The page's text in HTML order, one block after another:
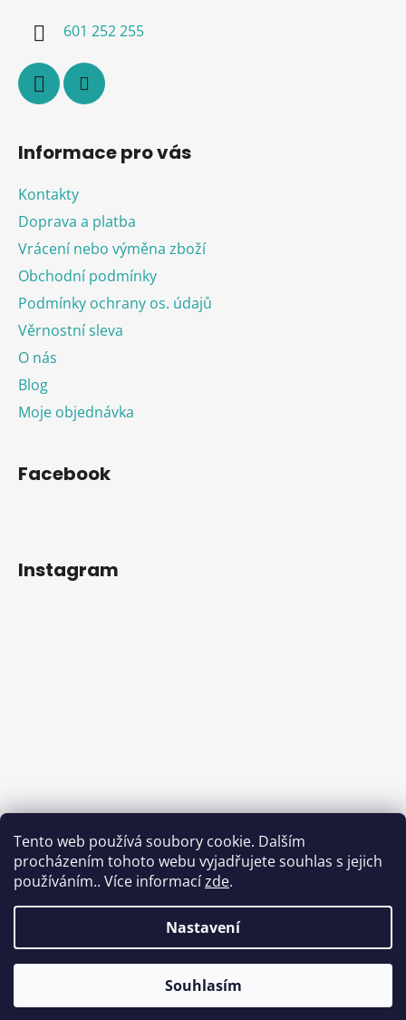
Tento web používá soubory cookie. Dalším
procházením tohoto webu vyjadřujete souhlas s jejich
používáním.. Více informacízde.
Nastavení
Souhlasím
601 252 255
Informace pro vás
Kontakty
Doprava a platba
Vrácení nebo výměna zboží
Obchodní podmínky
Podmínky ochrany os. údajů
Věrnostní sleva
O nás
Blog
Moje objednávka
Facebook
Instagram
Vytvořil Shoptet
Babycar s.r.o.
vyhrazena.